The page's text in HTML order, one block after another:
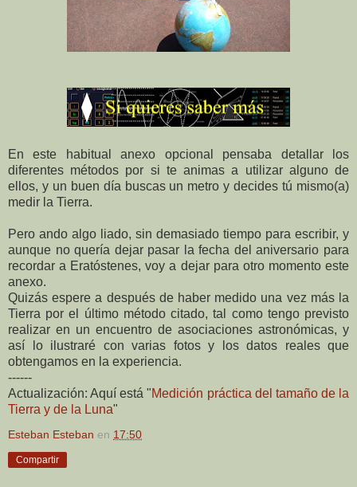
En este habitual anexo opcional pensaba detallar los
diferentes métodos por si te animas a utilizar alguno de
ellos, y un buen día buscas un metro y decides tú mismo(a)
medir la Tierra.
Pero ando algo liado, sin demasiado tiempo para escribir, y
aunque no quería dejar pasar la fecha del aniversario para
recordar a Eratóstenes, voy a dejar para otro momento este
anexo.
Quizás espere a después de haber medido una vez más la
Tierra por el último método citado, tal como tengo previsto
realizar en un encuentro de asociaciones astronómicas, y
así lo ilustraré con varias fotos y los datos reales que
obtengamos en la experiencia.
------
Actualización: Aquí está "Medición práctica del tamaño de la
Tierra y de la Luna"
Esteban Esteban en 17:50
Compartir